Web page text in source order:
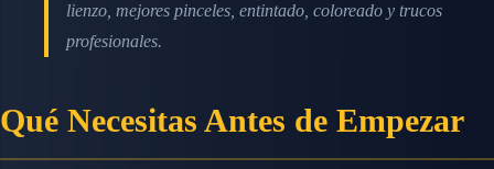
lienzo, mejores pinceles, entintado, coloreado y trucos
profesionales.
Qué Necesitas Antes de Empezar